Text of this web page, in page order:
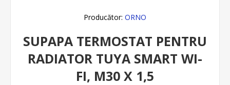
Producător: ORNO
SUPAPA TERMOSTAT PENTRU
RADIATOR TUYA SMART WI-
FI, M30 X 1,5